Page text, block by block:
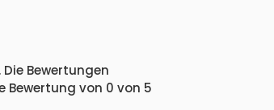
Bewertungen
Bewertung von 0 von 5